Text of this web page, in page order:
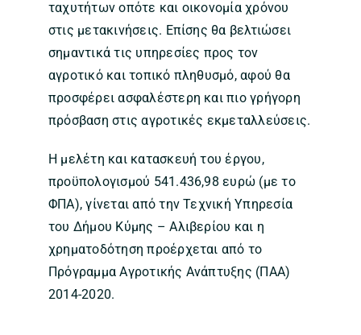
ταχυτήτων οπότε και οικονομία χρόνου
στις μετακινήσεις. Επίσης θα βελτιώσει
σημαντικά τις υπηρεσίες προς τον
αγροτικό και τοπικό πληθυσμό, αφού θα
προσφέρει ασφαλέστερη και πιο γρήγορη
πρόσβαση στις αγροτικές εκμεταλλεύσεις.
Η μελέτη και κατασκευή του έργου,
προϋπολογισμού 541.436,98 ευρώ (με το
ΦΠΑ), γίνεται από την Τεχνική Υπηρεσία
του Δήμου Κύμης – Αλιβερίου και η
χρηματοδότηση προέρχεται από το
Πρόγραμμα Αγροτικής Ανάπτυξης (ΠΑΑ)
2014-2020.